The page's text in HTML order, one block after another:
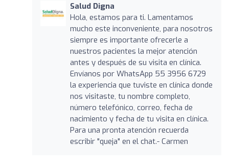
Salud Digna
Hola, estamos para ti. Lamentamos
mucho este inconveniente, para nosotros
siempre es importante ofrecerle a
nuestros pacientes la mejor atención
antes y después de su visita en clínica.
Envíanos por WhatsApp 55 3956 6729
la experiencia que tuviste en clínica donde
nos visitaste, tu nombre completo,
número telefónico, correo, fecha de
nacimiento y fecha de tu visita en clínica.
Para una pronta atención recuerda
escribir "queja" en el chat.- Carmen